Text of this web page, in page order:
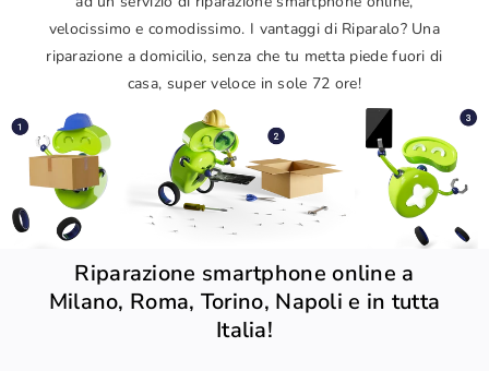
velocissimo e comodissimo. I vantaggi di Riparalo? Una
riparazione a domicilio, senza che tu metta piede fuori di
casa, super veloce in sole 72 ore!
Riparazione smartphone online a
Milano, Roma, Torino, Napoli e in tutta
Italia!